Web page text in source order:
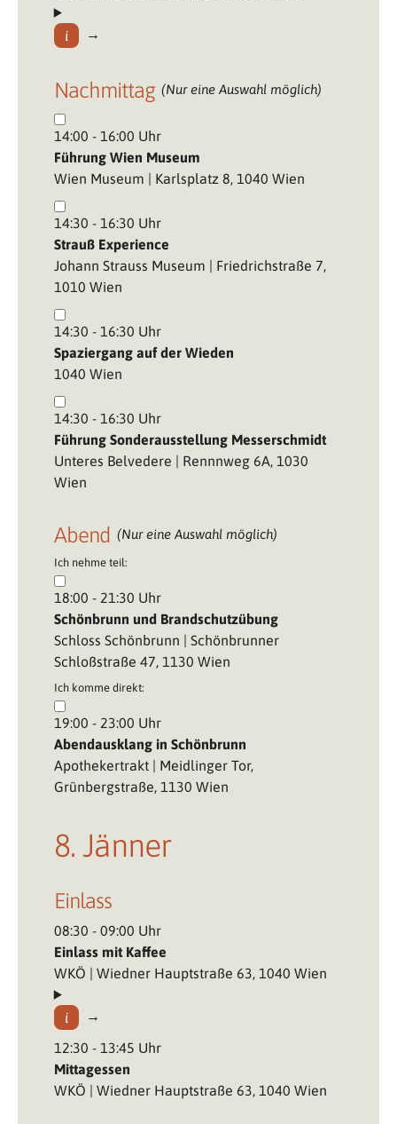
Nachmittag (Nur eine Auswahl möglich)
14:00 - 16:00 Uhr
Führung Wien Museum
Wien Museum | Karlsplatz 8, 1040 Wien
14:30 - 16:30 Uhr
Strauß Experience
Johann Strauss Museum | Friedrichstraße 7,
1010 Wien
14:30 - 16:30 Uhr
Spaziergang auf der Wieden
1040 Wien
14:30 - 16:30 Uhr
Führung Sonderausstellung Messerschmidt
Unteres Belvedere | Rennnweg 6A, 1030
Wien
Abend (Nur eine Auswahl möglich)
Ich nehme teil:
18:00 - 21:30 Uhr
Schönbrunn und Brandschutzübung
Schloss Schönbrunn | Schönbrunner
Schloßstraße 47, 1130 Wien
Ich komme direkt:
19:00 - 23:00 Uhr
Abendausklang in Schönbrunn
Apothekertrakt | Meidlinger Tor,
Grünbergstraße, 1130 Wien
8. Jänner
Einlass
08:30 - 09:00 Uhr
Einlass mit Kaffee
WKÖ | Wiedner Hauptstraße 63, 1040 Wien
12:30 - 13:45 Uhr
Mittagessen
WKÖ | Wiedner Hauptstraße 63, 1040 Wien